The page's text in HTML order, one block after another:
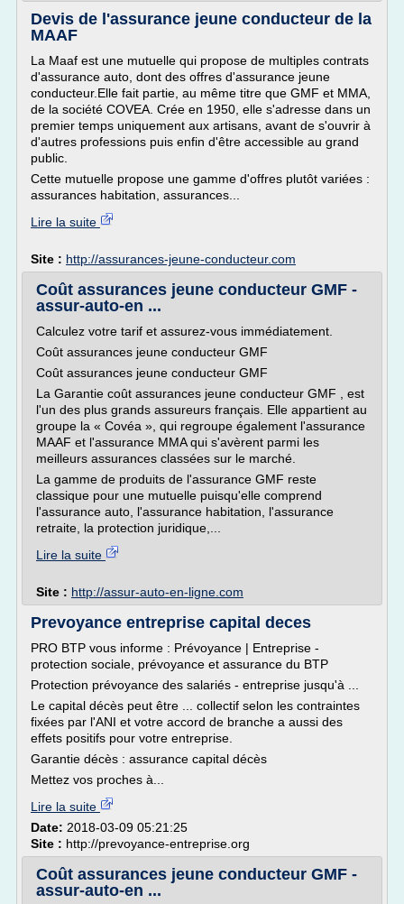
Devis de l'assurance jeune conducteur de la
MAAF
La Maaf est une mutuelle qui propose de multiples contrats
d'assurance auto, dont des offres d'assurance jeune
conducteur.Elle fait partie, au même titre que GMF et MMA,
de la société COVEA. Crée en 1950, elle s'adresse dans un
premier temps uniquement aux artisans, avant de s'ouvrir à
d'autres professions puis enfin d'être accessible au grand
public.
Cette mutuelle propose une gamme d'offres plutôt variées :
assurances habitation, assurances...
Lire la suite
Site : http://assurances-jeune-conducteur.com
Coût assurances jeune conducteur GMF -
assur-auto-en ...
Calculez votre tarif et assurez-vous immédiatement.
Coût assurances jeune conducteur GMF
Coût assurances jeune conducteur GMF
La Garantie coût assurances jeune conducteur GMF , est
l'un des plus grands assureurs français. Elle appartient au
groupe la « Covéa », qui regroupe également l'assurance
MAAF et l'assurance MMA qui s'avèrent parmi les
meilleurs assurances classées sur le marché.
La gamme de produits de l'assurance GMF reste
classique pour une mutuelle puisqu'elle comprend
l'assurance auto, l'assurance habitation, l'assurance
retraite, la protection juridique,...
Lire la suite
Site : http://assur-auto-en-ligne.com
Prevoyance entreprise capital deces
PRO BTP vous informe : Prévoyance | Entreprise -
protection sociale, prévoyance et assurance du BTP
Protection prévoyance des salariés - entreprise jusqu'à ...
Le capital décès peut être ... collectif selon les contraintes
fixées par l'ANI et votre accord de branche a aussi des
effets positifs pour votre entreprise.
Garantie décès : assurance capital décès
Mettez vos proches à...
Lire la suite
Date: 2018-03-09 05:21:25
Site : http://prevoyance-entreprise.org
Coût assurances jeune conducteur GMF -
assur-auto-en ...